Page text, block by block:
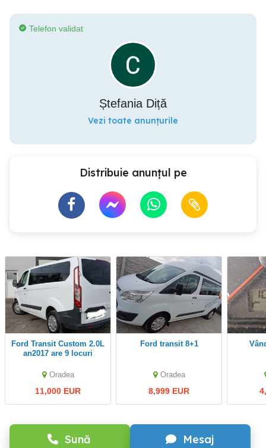
Sună Mesaj
Telefon validat
Ștefania Diță
Vezi toate anunțurile
Distribuie anunțul pe
Ford Transit Custom 2.0L
an2017 are 9 locuri
Oradea
11,000 EUR
Ford transit 8+1
Oradea
8,999 EUR